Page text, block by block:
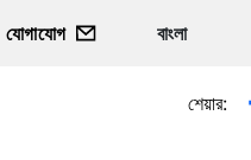
যোগাযোগ
শেয়ার: